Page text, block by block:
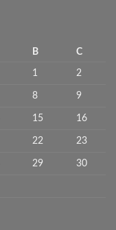
B C
1 2
8 9
15 16
22 23
29 30